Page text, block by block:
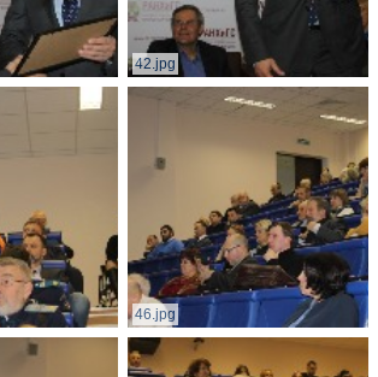
42.jpg
46.jpg